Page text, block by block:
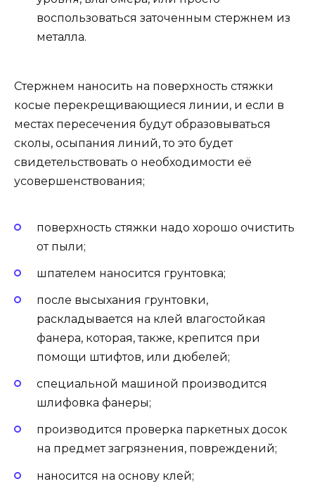
воспользоваться заточенным стержнем из
металла.
Стержнем наносить на поверхность стяжки
косые перекрещивающиеся линии, и если в
местах пересечения будут образовываться
сколы, осыпания линий, то это будет
свидетельствовать о необходимости её
усовершенствования;
поверхность стяжки надо хорошо очистить
от пыли;
шпателем наносится грунтовка;
после высыхания грунтовки,
раскладывается на клей влагостойкая
фанера, которая, также, крепится при
помощи штифтов, или дюбелей;
специальной машиной производится
шлифовка фанеры;
производится проверка паркетных досок
на предмет загрязнения, повреждений;
наносится на основу клей;